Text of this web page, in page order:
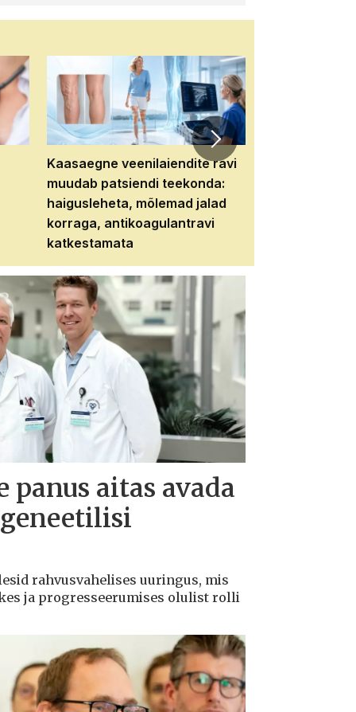
Kaasaegne veenilaiendite ravi
muudab patsiendi teekonda:
haigusleheta, mõlemad jalad
korraga, antikoagulantravi
katkestamata
panus aitas avada
rahvusvahelises uuringus, mis
ja progresseerumises olulist rolli